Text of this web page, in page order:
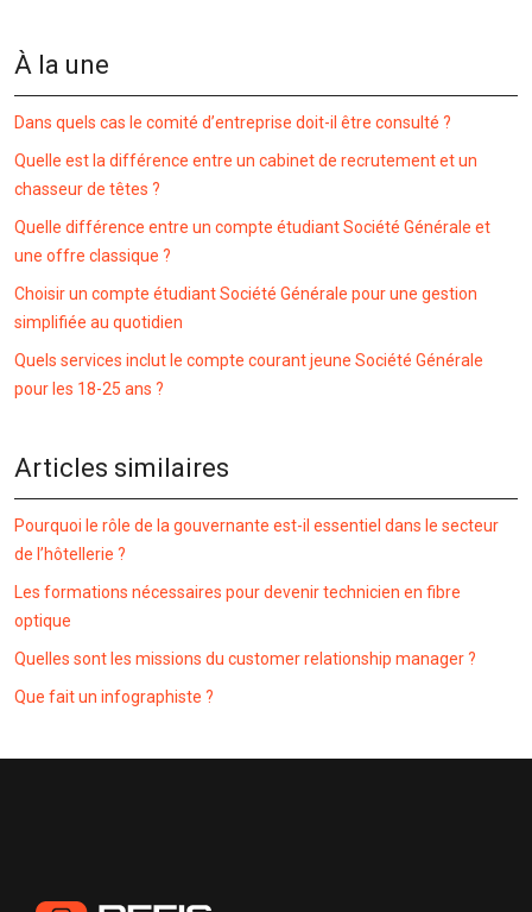
À la une
Dans quels cas le comité d’entreprise doit-il être consulté ?
Quelle est la différence entre un cabinet de recrutement et un
chasseur de têtes ?
Quelle différence entre un compte étudiant Société Générale et
une offre classique ?
Choisir un compte étudiant Société Générale pour une gestion
simplifiée au quotidien
Quels services inclut le compte courant jeune Société Générale
pour les 18-25 ans ?
Articles similaires
Pourquoi le rôle de la gouvernante est-il essentiel dans le secteur
de l’hôtellerie ?
Les formations nécessaires pour devenir technicien en fibre
optique
Quelles sont les missions du customer relationship manager ?
Que fait un infographiste ?